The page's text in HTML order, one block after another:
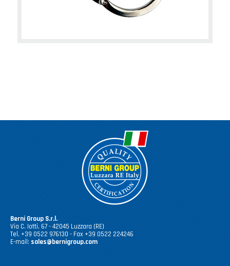
Berni Group S.r.l.
Via C. Iotti, 67 - 42045 Luzzara (RE)
Tel. +39 0522 976130 - Fax +39 0522 224246
E-mail: sales@bernigroup.com